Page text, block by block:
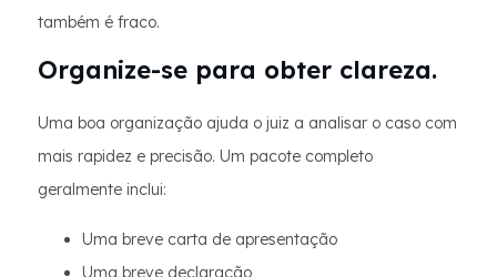
também é fraco.
Organize-se para obter clareza.
Uma boa organização ajuda o juiz a analisar o caso com
mais rapidez e precisão. Um pacote completo
geralmente inclui:
Uma breve carta de apresentação
Uma breve declaração